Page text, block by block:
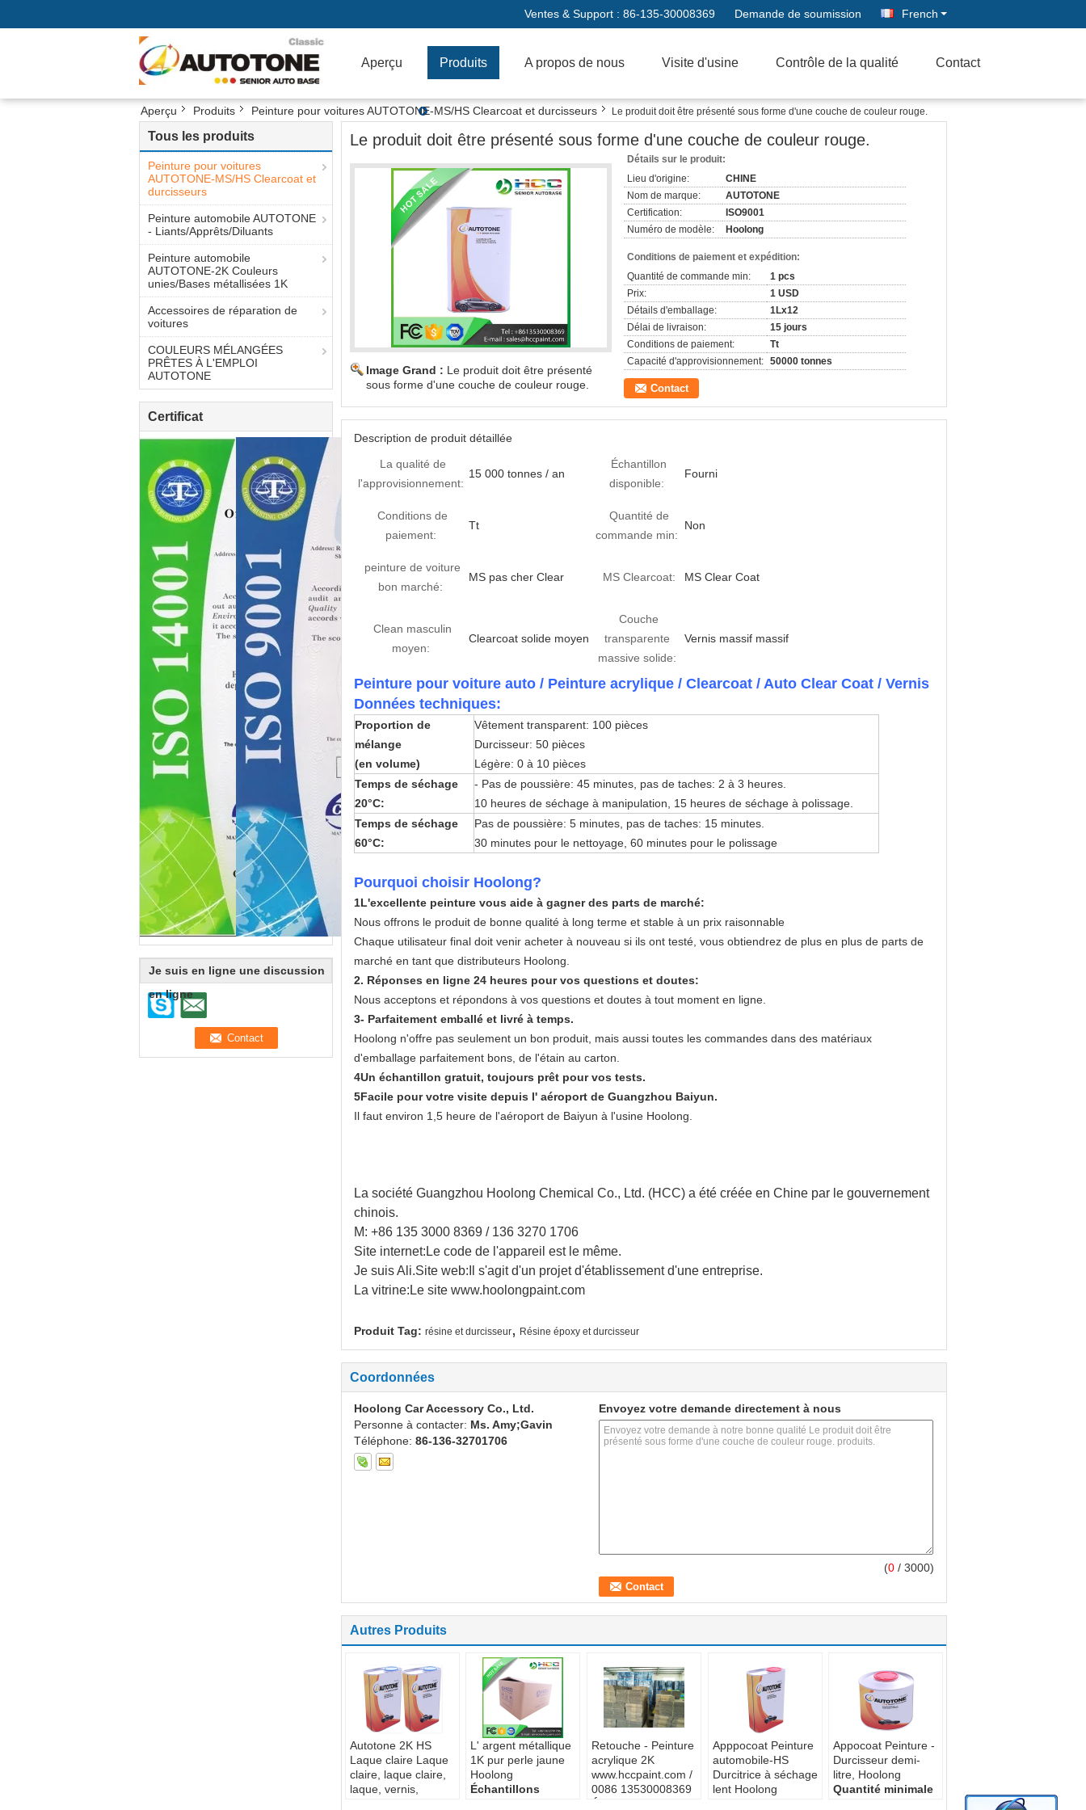
Ventes & Support : 86-135-30008369 Demande de soumission French
Aperçu Produits A propos de nous Visite d'usine Contrôle de la qualité Contact
Aperçu Produits Peinture pour voitures AUTOTONE-MS/HS Clearcoat et durcisseurs Le produit doit être présenté sous forme d'une couche de couleur rouge.
Tous les produits
Peinture pour voitures
AUTOTONE-MS/HS Clearcoat et
durcisseurs
Peinture automobile AUTOTONE
- Liants/Apprêts/Diluants
Peinture automobile
AUTOTONE-2K Couleurs
unies/Bases métallisées 1K
Accessoires de réparation de
voitures
COULEURS MÉLANGÉES
PRÊTES À L'EMPLOI
AUTOTONE
Certificat
Je suis en ligne une discussion
en ligne
Le produit doit être présenté sous forme d'une couche de couleur rouge.
Image Grand : Le produit doit être présenté
sous forme d'une couche de couleur rouge.
Détails sur le produit:
Lieu d'origine:
CHINE
Nom de marque:
AUTOTONE
Certification:
ISO9001
Numéro de modèle:
Hoolong
Conditions de paiement et expédition:
Quantité de commande min:
1 pcs
Prix:
1 USD
Détails d'emballage:
1Lx12
Délai de livraison:
15 jours
Conditions de paiement:
Tt
Capacité d'approvisionnement: 50000 tonnes
Contact
Description de produit détaillée
La qualité de
l'approvisionnement:
15 000 tonnes / an
Échantillon
disponible:
Fourni
Conditions de
paiement:
Tt
Quantité de
commande min:
Non
peinture de voiture
bon marché:
MS pas cher Clear MS Clearcoat: MS Clear Coat
Clean masculin
moyen:
Clearcoat solide moyen
Couche
transparente
massive solide:
Vernis massif massif
Peinture pour voiture auto / Peinture acrylique / Clearcoat / Auto Clear Coat / Vernis
Données techniques:
Proportion de
mélange
(en volume)
Vêtement transparent: 100 pièces
Durcisseur: 50 pièces
Légère: 0 à 10 pièces
Temps de séchage
20°C:
- Pas de poussière: 45 minutes, pas de taches: 2 à 3 heures.
10 heures de séchage à manipulation, 15 heures de séchage à polissage.
Temps de séchage
60°C:
Pas de poussière: 5 minutes, pas de taches: 15 minutes.
30 minutes pour le nettoyage, 60 minutes pour le polissage
Pourquoi choisir Hoolong?
1L'excellente peinture vous aide à gagner des parts de marché:
Nous offrons le produit de bonne qualité à long terme et stable à un prix raisonnable
Chaque utilisateur final doit venir acheter à nouveau si ils ont testé, vous obtiendrez de plus en plus de parts de
marché en tant que distributeurs Hoolong.
2. Réponses en ligne 24 heures pour vos questions et doutes:
Nous acceptons et répondons à vos questions et doutes à tout moment en ligne.
3- Parfaitement emballé et livré à temps.
Hoolong n'offre pas seulement un bon produit, mais aussi toutes les commandes dans des matériaux
d'emballage parfaitement bons, de l'étain au carton.
4Un échantillon gratuit, toujours prêt pour vos tests.
5Facile pour votre visite depuis l' aéroport de Guangzhou Baiyun.
Il faut environ 1,5 heure de l'aéroport de Baiyun à l'usine Hoolong.
La société Guangzhou Hoolong Chemical Co., Ltd. (HCC) a été créée en Chine par le gouvernement
chinois.
M: +86 135 3000 8369 / 136 3270 1706
Site internet: Le code de l'appareil est le même.
Je suis Ali.Site web: Il s'agit d'un projet d'établissement d'une entreprise.
La vitrine: Le site www.hoolongpaint.com
Produit Tag: résine et durcisseur, Résine époxy et durcisseur
Coordonnées
Hoolong Car Accessory Co., Ltd.
Personne à contacter: Ms. Amy;Gavin
Téléphone: 86-136-32701706
Envoyez votre demande directement à nous
(0 / 3000)
Autres Produits
Autotone 2K HS
Laque claire Laque
claire, laque claire,
laque, vernis,
L' argent métallique
1K pur perle jaune
Hoolong
Échantillons
Retouche - Peinture
acrylique 2K
www.hccpaint.com /
0086 13530008369
Apppocoat Peinture
automobile-HS
Durcitrice à séchage
lent Hoolong
Appocoat Peinture -
Durcisseur demi-
litre, Hoolong
Quantité minimale